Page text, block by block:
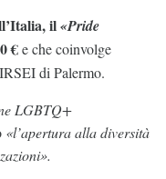
il«Pride
€e che coinvolge
di Palermo.
LGBTQ+
«l’apertura alla diversità